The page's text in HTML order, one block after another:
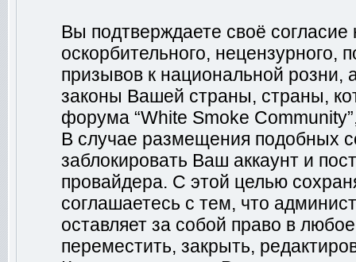
Вы подтверждаете своё
оскорбительного, нецензурного,
призывов к национальной
законы Вашей страны, страны,
форума “White Smoke
В случае размещения подобных
заблокировать Ваш аккаунт и
провайдера. С этой целью
соглашаетесь с тем, что
оставляет за собой право в
переместить, закрыть,